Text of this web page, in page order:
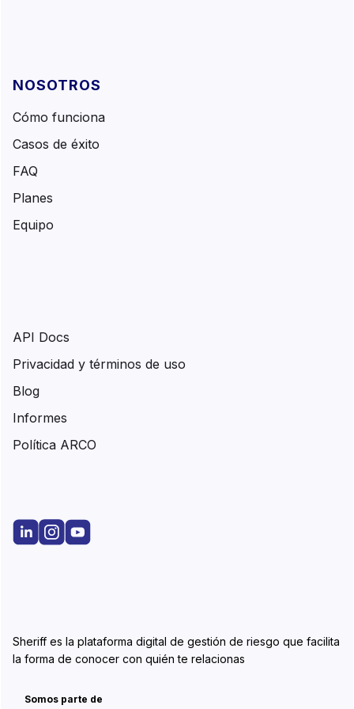
Sheriff es la plataforma digital de gestión de riesgo que facilita
la forma de conocer con quién te relacionas
Somos parte de
NOSOTROS
Cómo funciona
Casos de éxito
FAQ
Planes
Equipo
API Docs
Privacidad y términos de uso
Blog
Informes
Política ARCO